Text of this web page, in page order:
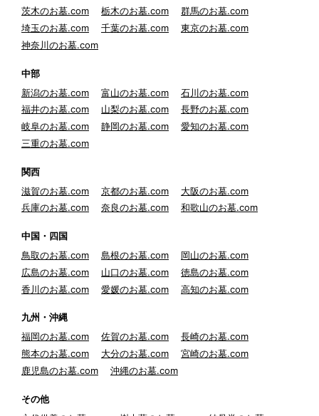
茨木のお墓.com
栃木のお墓.com
群馬のお墓.com
埼玉のお墓.com
千葉のお墓.com
東京のお墓.com
神奈川のお墓.com
中部
新潟のお墓.com
富山のお墓.com
石川のお墓.com
福井のお墓.com
山梨のお墓.com
長野のお墓.com
岐阜のお墓.com
静岡のお墓.com
愛知のお墓.com
三重のお墓.com
関西
滋賀のお墓.com
京都のお墓.com
大阪のお墓.com
兵庫のお墓.com
奈良のお墓.com 和歌山のお墓.com
中国・四国
鳥取のお墓.com
島根のお墓.com
岡山のお墓.com
広島のお墓.com
山口のお墓.com
徳島のお墓.com
香川のお墓.com
愛媛のお墓.com 高知のお墓.com
九州・沖縄
福岡のお墓.com
佐賀のお墓.com
長崎のお墓.com
熊本のお墓.com
大分のお墓.com
宮崎のお墓.com
鹿児島のお墓.com
沖縄のお墓.com
その他